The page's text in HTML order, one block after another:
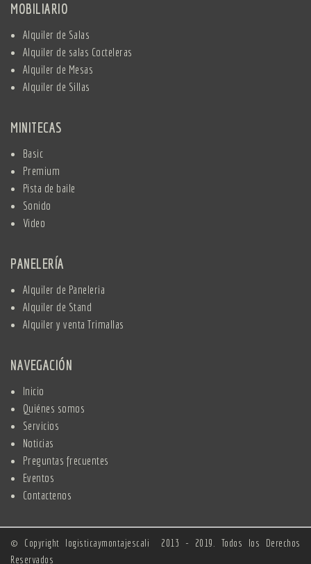
MOBILIARIO
Alquiler de Salas
Alquiler de salas Cocteleras
Alquiler de Mesas
Alquiler de Sillas
MINITECAS
Basic
Premium
Pista de baile
Sonido
Video
PANELERÍA
Alquiler de Paneleria
Alquiler de Stand
Alquiler y venta Trimallas
NAVEGACIÓN
Inicio
Quiénes somos
Servicios
Noticias
Preguntas frecuentes
Eventos
Contactenos
© Copyright logisticaymontajescali 2013 - 2019. Todos los Derechos
Reservados